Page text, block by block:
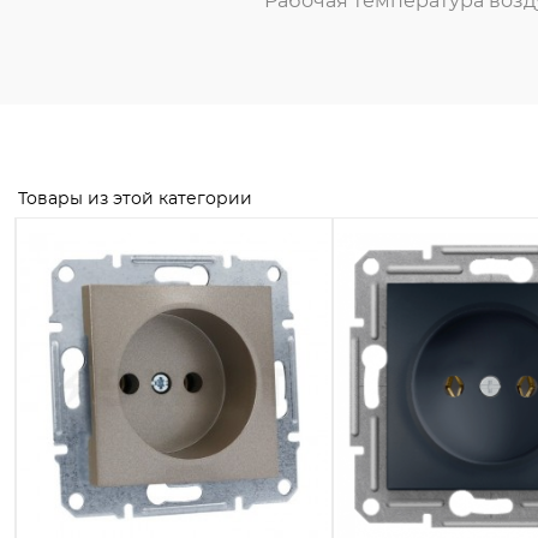
Товары из этой категории